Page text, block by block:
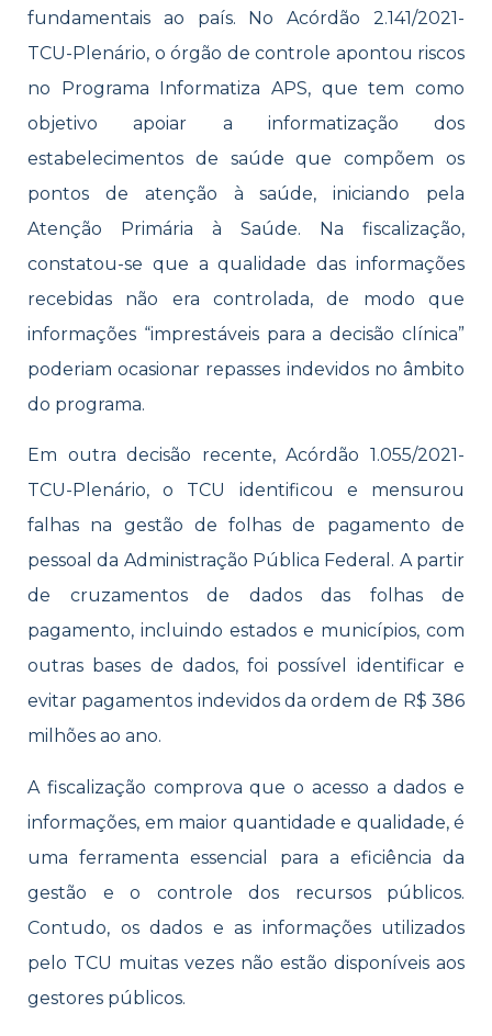
fundamentais ao país. No Acórdão 2.141/2021-
TCU-Plenário, o órgão de controle apontou riscos
no Programa Informatiza APS, que tem como
objetivo apoiar a informatização dos
estabelecimentos de saúde que compõem os
pontos de atenção à saúde, iniciando pela
Atenção Primária à Saúde. Na fiscalização,
constatou-se que a qualidade das informações
recebidas não era controlada, de modo que
informações “imprestáveis para a decisão clínica”
poderiam ocasionar repasses indevidos no âmbito
do programa.
Em outra decisão recente, Acórdão 1.055/2021-
TCU-Plenário, o TCU identificou e mensurou
falhas na gestão de folhas de pagamento de
pessoal da Administração Pública Federal. A partir
de cruzamentos de dados das folhas de
pagamento, incluindo estados e municípios, com
outras bases de dados, foi possível identificar e
evitar pagamentos indevidos da ordem de R$ 386
milhões ao ano.
A fiscalização comprova que o acesso a dados e
informações, em maior quantidade e qualidade, é
uma ferramenta essencial para a eficiência da
gestão e o controle dos recursos públicos.
Contudo, os dados e as informações utilizados
pelo TCU muitas vezes não estão disponíveis aos
gestores públicos.